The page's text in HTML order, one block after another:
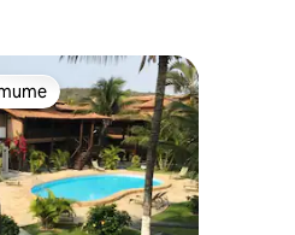
на гостите